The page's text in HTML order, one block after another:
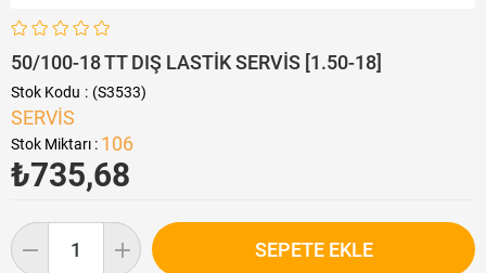
50/100-18 TT DIŞ LASTİK SERVİS [1.50-18]
Stok Kodu (S3533)
SERVİS
Stok Miktarı : 106
₺735,68